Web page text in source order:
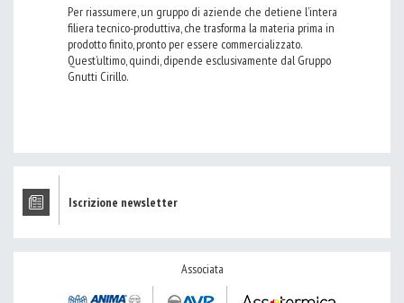
Per riassumere, un gruppo di aziende che detiene l’intera
filiera tecnico-produttiva, che trasforma la materia prima in
prodotto finito, pronto per essere commercializzato.
Quest’ultimo, quindi, dipende esclusivamente dal Gruppo
Gnutti Cirillo.
Iscrizione newsletter
Associata